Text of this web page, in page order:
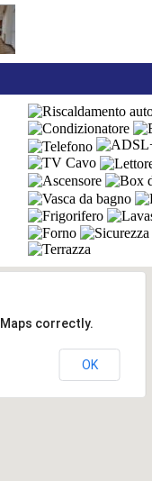
correctly.
OK